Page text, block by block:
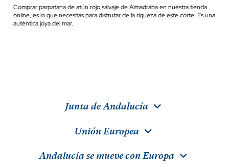
Comprar parpatana de atún rojo salvaje de Almadraba en nuestra tienda
online, es lo que necesitas para disfrutar de la riqueza de este corte. Es una
auténtica joya del mar.
Junta de Andalucía
Unión Europea
Andalucía se mueve con Europa